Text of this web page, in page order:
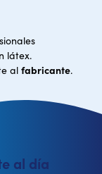
látex.
al fabricante.
al día